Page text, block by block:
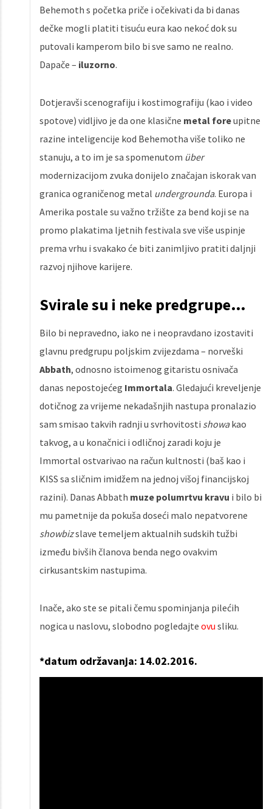
Behemoth s početka priče i očekivati da bi danas
dečke mogli platiti tisuću eura kao nekoć dok su
putovali kamperom bilo bi sve samo ne realno.
Dapače – iluzorno.
Dotjeravši scenografiju i kostimografiju (kao i video
spotove) vidljivo je da one klasične metal foreupitne
razine inteligencije kod Behemotha više toliko ne
stanuju, a to im je sa spomenutom über
modernizacijom zvuka donijelo značajan iskorak van
granica ograničenog metal undergrounda. Europa i
Amerika postale su važno tržište za bend koji se na
promo plakatima ljetnih festivala sve više uspinje
prema vrhu i svakako će biti zanimljivo pratiti daljnji
razvoj njihove karijere.
Svirale su i neke predgrupe…
Bilo bi nepravedno, iako ne i neopravdano izostaviti
glavnu predgrupu poljskim zvijezdama – norveški
Abbath, odnosno istoimenog gitaristu osnivača
danas nepostojećeg Immortala. Gledajući kreveljenje
dotičnog za vrijeme nekadašnjih nastupa pronalazio
sam smisao takvih radnji u svrhovitosti showakao
takvog, a u konačnici i odličnoj zaradi koju je
Immortal ostvarivao na račun kultnosti (baš kao i
KISS sa sličnim imidžem na jednoj višoj financijskoj
razini). Danas Abbath muze polumrtvu kravu i bilo bi
mu pametnije da pokuša doseći malo nepatvorene
showbizslave temeljem aktualnih sudskih tužbi
između bivših članova benda nego ovakvim
cirkusantskim nastupima.
Inače, ako ste se pitali čemu spominjanja pilećih
nogica u naslovu, slobodno pogledajte ovu sliku.
*datum održavanja: 14.02.2016.